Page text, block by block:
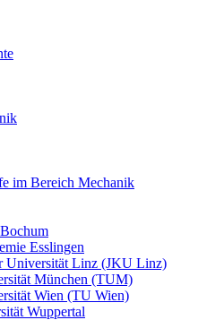
im Bereich Mechanik
Esslingen
Universität Linz (JKU Linz)
München (TUM)
Wien (TU Wien)
Wuppertal